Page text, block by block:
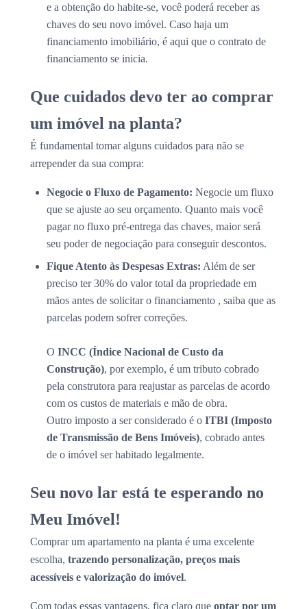
e a obtenção do habite-se, você poderá receber as
chaves do seu novo imóvel. Caso haja um
financiamento imobiliário, é aqui que o contrato de
financiamento se inicia.
Que cuidados devo ter ao comprar
um imóvel na planta?
É fundamental tomar alguns cuidados para não se
arrepender da sua compra:
Negocie o Fluxo de Pagamento: Negocie um fluxo
que se ajuste ao seu orçamento. Quanto mais você
pagar no fluxo pré-entrega das chaves, maior será
seu poder de negociação para conseguir descontos.
Fique Atento às Despesas Extras: Além de ser
preciso ter 30% do valor total da propriedade em
mãos antes de solicitar o financiamento , saiba que as
parcelas podem sofrer correções.
O INCC (Índice Nacional de Custo da
Construção), por exemplo, é um tributo cobrado
pela construtora para reajustar as parcelas de acordo
com os custos de materiais e mão de obra.
Outro imposto a ser considerado é o ITBI (Imposto
de Transmissão de Bens Imóveis), cobrado antes
de o imóvel ser habitado legalmente.
Seu novo lar está te esperando no
Meu Imóvel!
Comprar um apartamento na planta é uma excelente
escolha, trazendo personalização, preços mais
acessíveis e valorização do imóvel.
Com todas essas vantagens, fica claro que optar por um